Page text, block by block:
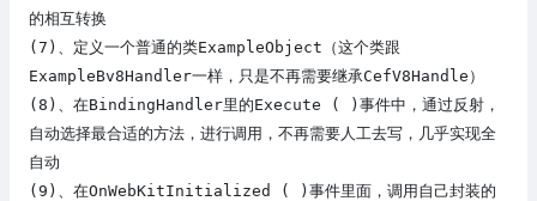
的相互转换
(7) 、定义一个普通的类ExampleObject（这个类跟
ExampleBv8Handler一样，只是不再需要继承CefV8Handle ）
(8) 、 在BindingHandler里的Execute ( )事件中， 通过反射，
自动选择最合适的方法，进行调用，不再需要人工去写，几乎实现全
自动
(9) 、 在OnWebKitInitialized ( )事件里面 ， 调用自己封装的